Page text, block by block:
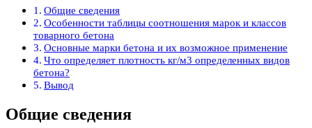
Общие сведения
Особенности таблицы соотношения марок и классов
товарного бетона
Основные марки бетона и их возможное применение
Что определяет плотность кг/м3 определенных видов
бетона?
Вывод
Общие сведения